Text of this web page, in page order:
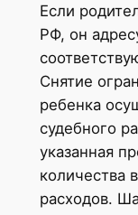
Если
РФ, он
Снятие
ребенка
судебного
указанная
количества
расходов.